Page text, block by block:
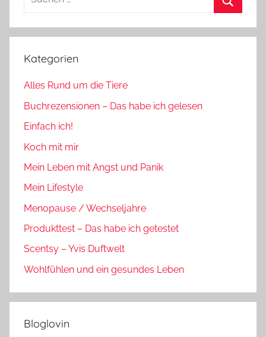
Kategorien
Alles Rund um die Tiere
Buchrezensionen – Das habe ich gelesen
Einfach ich!
Koch mit mir
Mein Leben mit Angst und Panik
Mein Lifestyle
Menopause / Wechseljahre
Produkttest – Das habe ich getestet
Scentsy – Yvis Duftwelt
Wohlfühlen und ein gesundes Leben
Bloglovin